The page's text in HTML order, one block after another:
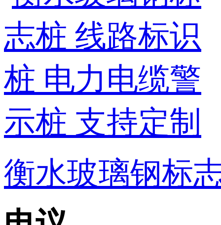
衡水玻璃钢标